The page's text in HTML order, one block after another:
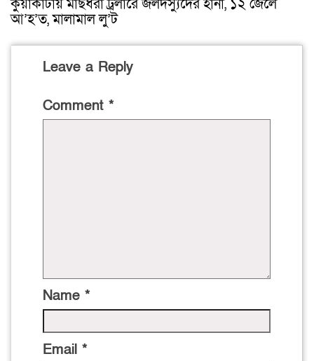
কুয়াকাটায় মাছধরা ট্রলারে জলদস্যুদের হানা, ১২ জেলে
আ’হ’ত, মালামাল লু’ট
Leave a Reply
Comment *
Name *
Email *